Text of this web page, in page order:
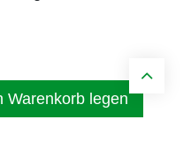
Warenkorb legen